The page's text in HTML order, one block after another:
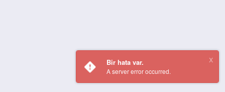
Bir hata var.
A server error occurred.